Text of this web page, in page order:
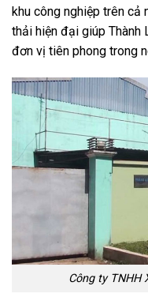
khu công nghiệp trên cả
thải hiện đại giúp Thành
đơn vị tiên phong trong
Công ty TNHH